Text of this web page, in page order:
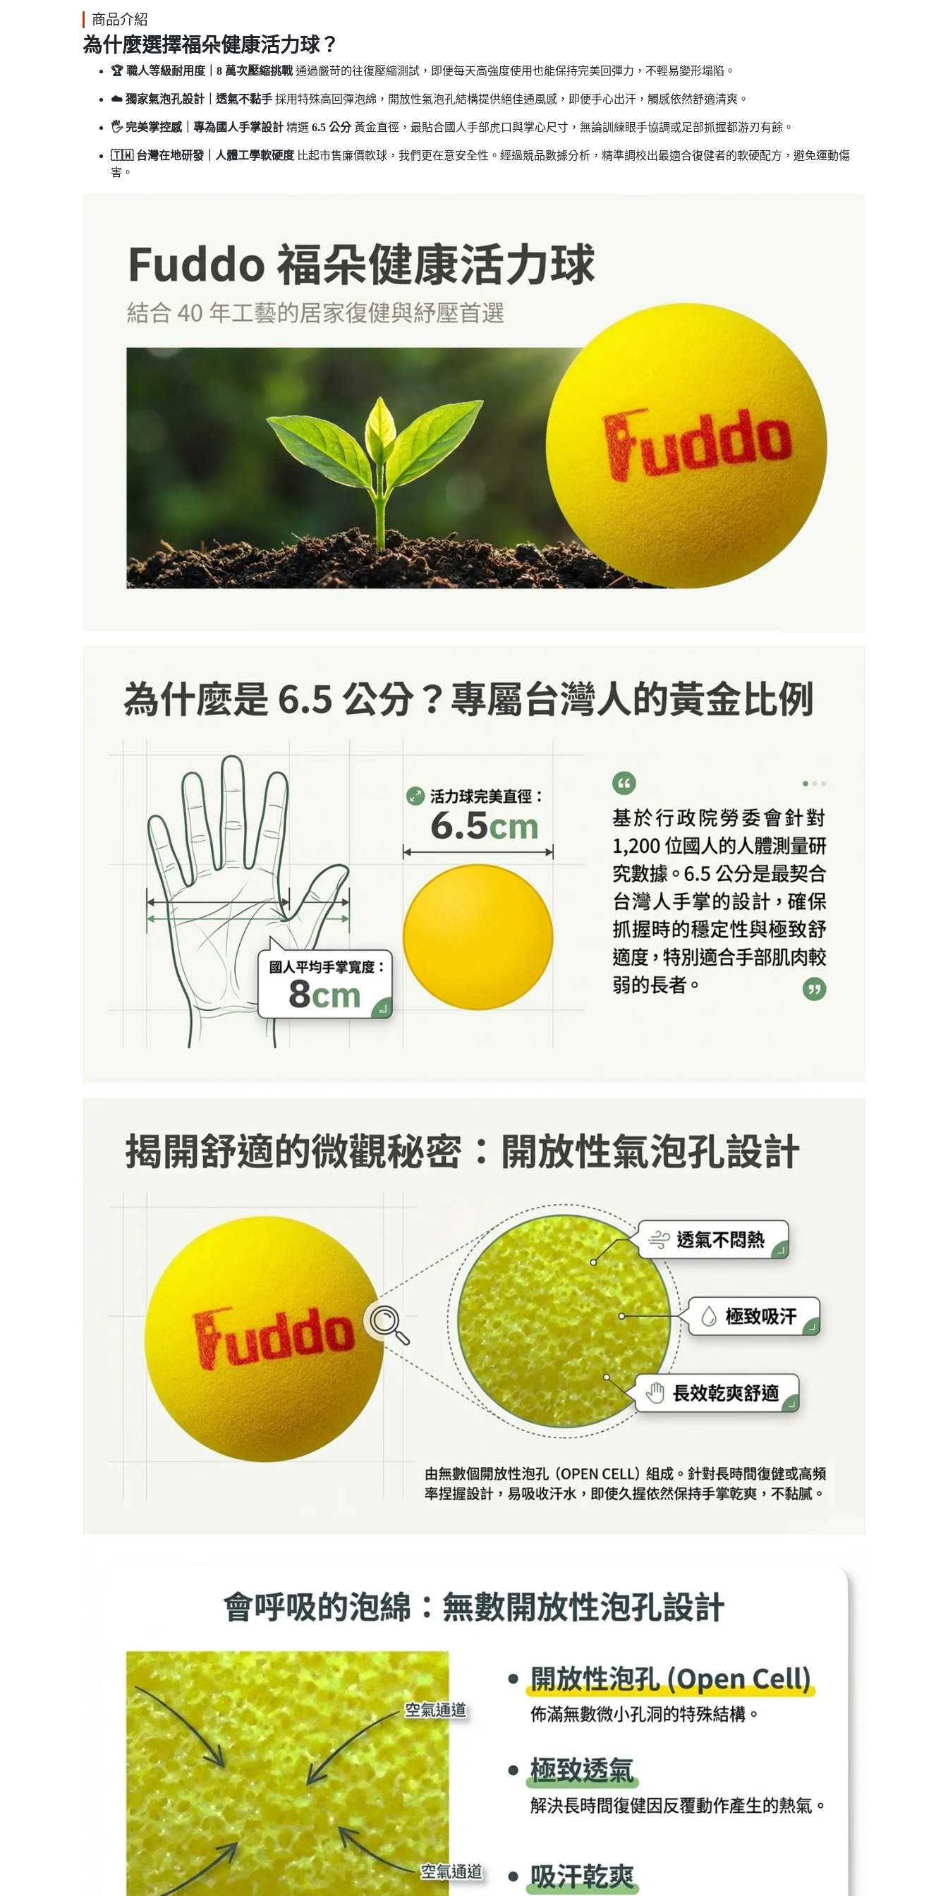
商品介紹
為什麼選擇福朵健康活力球？
🏆 職人等級耐用度｜8 萬次壓縮挑戰通過嚴苛的往復壓縮測試，即便每天高強度使用也能保持完美回彈力，不輕易變形塌陷。
☁️ 獨家氣泡孔設計｜透氣不黏手 採用特殊高回彈泡綿，開放性氣泡孔結構提供絕佳通風感，即便手心出汗，觸感依然舒適清爽。
🖐️ 完美掌控感｜專為國人手掌設計 精選 6.5 公分黃金直徑，最貼合國人手部虎口與掌心尺寸，無論訓練眼手協調或足部抓握都游刃有餘。
🇹🇼 台灣在地研發｜人體工學軟硬度 比起市售廉價軟球，我們更在意安全性。經過競品數據分析，精準調校出最適合復健者的軟硬配方，避免運動傷
害。